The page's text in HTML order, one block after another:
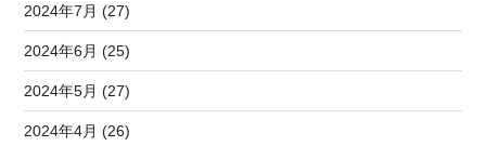
2024年7月 (27)
2024年6月 (25)
2024年5月 (27)
2024年4月 (26)